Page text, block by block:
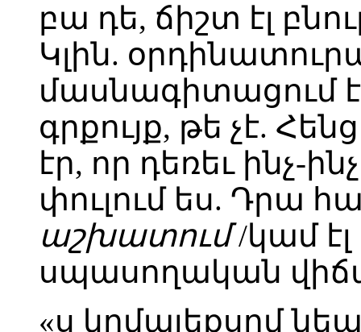
բա դե, ճիշտ էլ
Կլին.
մասնագիտացում
գրքույք, թե չէ.
էր, որ դեռեւ ինչ-
փուլում ես. Դրա
աշխատում/կամ
սպասողական
«ս կոմպլեքսոմ